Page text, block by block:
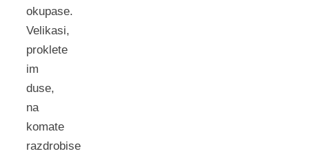
okupase.
Velikasi,
proklete
im
duse,
na
komate
razdrobise